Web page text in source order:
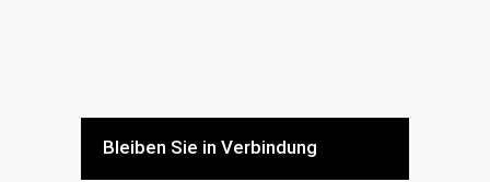
Bleiben Sie in Verbindung